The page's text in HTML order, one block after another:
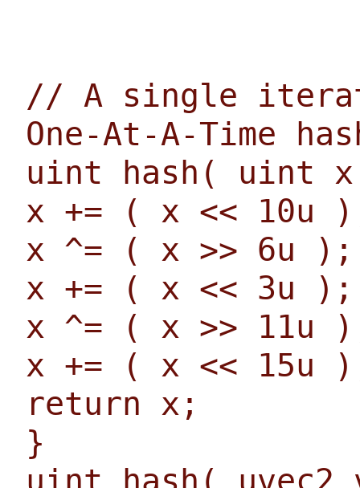
// A single
One-At-A-Time
uint hash( uint
x += ( x << 10u
x ^= ( x >> 6u );
x += ( x << 3u );
x ^= ( x >> 11u
x += ( x << 15u
return x;
}